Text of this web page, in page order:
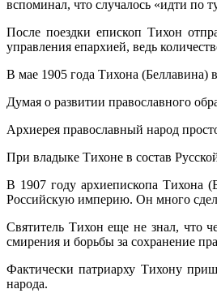
вспоминал, что случалось «идти по
После поездки епископ Тихон
управления епархией, ведь
В мае 1905 года Тихона (Беллавина)
Думая о развитии православного
Архиерея православный народ
При владыке Тихоне в состав
В 1907 году архиепископа Тихона
Российскую империю. Он много
Святитель Тихон еще не знал, что
смирения и борьбы за сохранение
Фактически патриарху Тихону
народа.